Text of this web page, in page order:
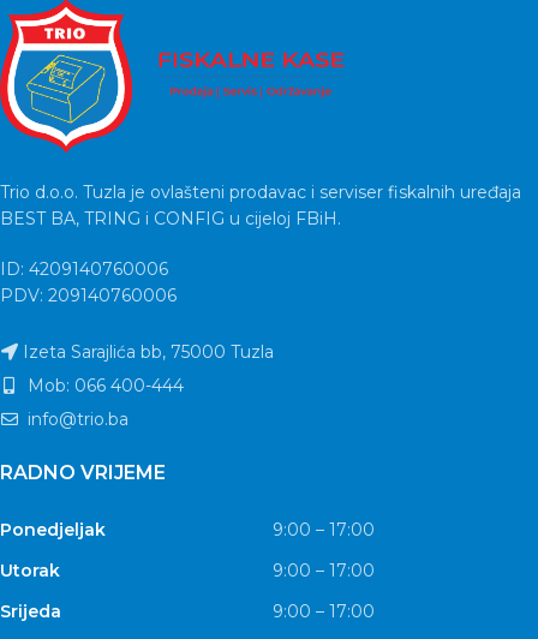
Trio d.o.o. Tuzla je ovlašteni prodavac i serviser fiskalnih uređaja
BEST BA, TRING i CONFIG u cijeloj FBiH.
ID: 4209140760006
PDV: 209140760006
Izeta Sarajlića bb, 75000 Tuzla
Mob: 066 400-444
info@trio.ba
RADNO VRIJEME
Ponedjeljak
9:00 – 17:00
Utorak
9:00 – 17:00
Srijeda
9:00 – 17:00